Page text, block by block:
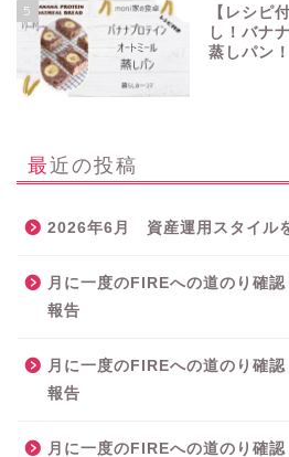
5
【レシピ
し！バナ
蒸しパン！
最近の投稿
2026年6月 資産運用スタイル
月に一度のFIREへの道のり確
報告
月に一度のFIREへの道のり確
報告
月に一度のFIREへの道のり確